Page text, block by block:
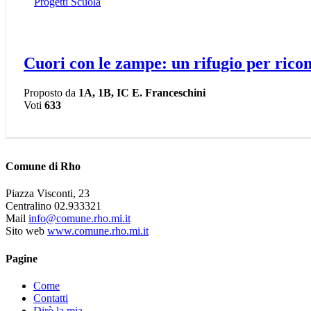
Cuori con le zampe: un rifugio per
Proposto da 1A, 1B, IC E. Franceschini
Voti 633
Comune di Rho
Piazza Visconti, 23
Centralino 02.933321
Mail info@comune.rho.mi.it
Sito web www.comune.rho.mi.it
Pagine
Come
Contatti